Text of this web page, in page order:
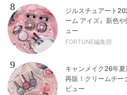
8
ジルスチュアート
ーム アイズ』新色
ュー
FORTUNE編集部
9
キャンメイク26年
再販！クリームチー
ビュー